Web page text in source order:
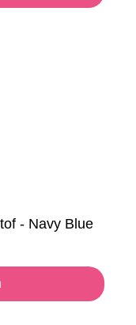
- Navy Blue